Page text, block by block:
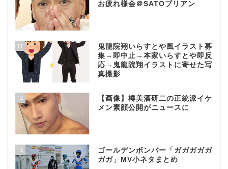
お疲れ様会＠SATOブリアン
11
鬼龍院翔いらすとや風イラスト募
集→即中止→本家いらすとや即反
応→鬼龍院翔イラストに寄せた写
真撮影
12
【画像】樽美酒研二の正統派イケ
メン素顔公開がニュースに
13
ゴールデンボンバー「ガガガガガ
ガガ」MV小ネタまとめ